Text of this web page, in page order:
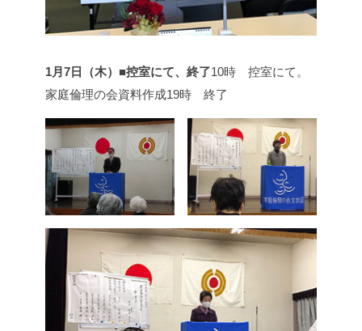
1月7日（木）■控室にて、終了10時 控室にて。
家庭倫理の会資料作成19時 終了